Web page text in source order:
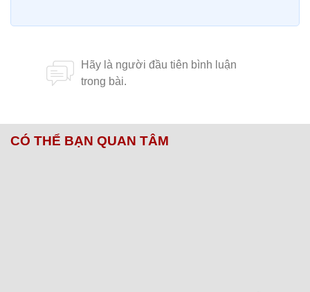
CÓ THỂ BẠN QUAN TÂM